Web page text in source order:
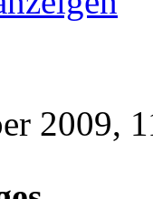
2009,